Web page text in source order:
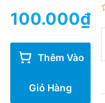
100.000₫
Thêm Vào
Giỏ Hàng